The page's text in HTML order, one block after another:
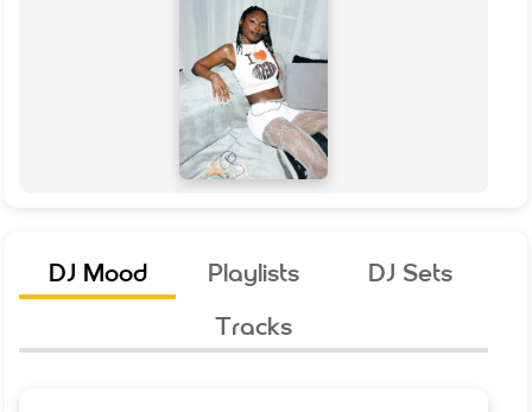
DJ Mood Playlists
DJ Sets
Tracks